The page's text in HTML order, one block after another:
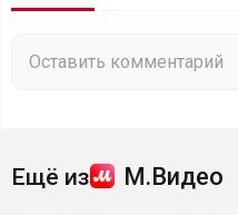
Ещё из М.Видео